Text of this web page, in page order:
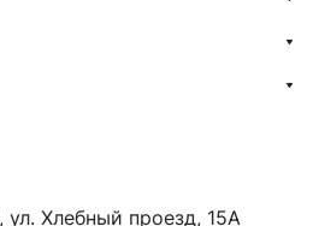
Хлебный проезд, 15А